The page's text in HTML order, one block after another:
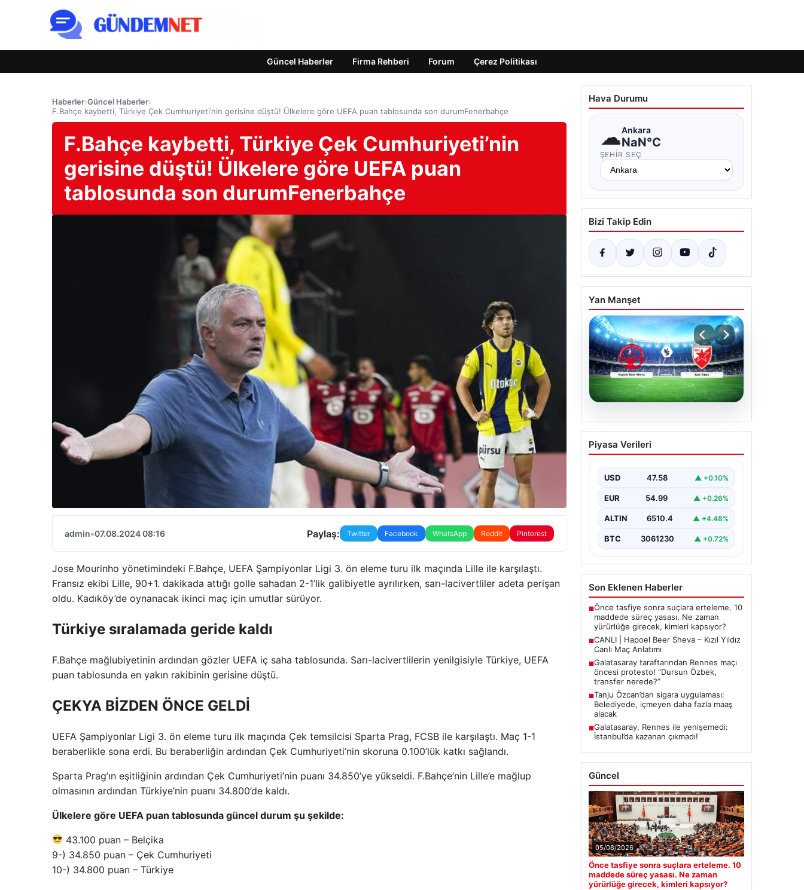
Güncel Haberler Firma Rehberi Forum Çerez Politikası
Haberler›Güncel Haberler›
F.Bahçe kaybetti, Türkiye Çek Cumhuriyeti’nin gerisine düştü! Ülkelere göre UEFA puan tablosunda son durumFenerbahçe
F.Bahçe kaybetti, Türkiye Çek Cumhuriyeti’nin
gerisine düştü! Ülkelere göre UEFA puan
tablosunda son durumFenerbahçe
admin•07.08.2024 08:16 Paylaş: Twitter Facebook WhatsApp Reddit Pinterest
Jose Mourinho yönetimindeki F.Bahçe, UEFA Şampiyonlar Ligi 3. ön eleme turu ilk maçında Lille ile karşılaştı.
Fransız ekibi Lille, 90+1. dakikada attığı golle sahadan 2-1’lik galibiyetle ayrılırken, sarı-lacivertliler adeta perişan
oldu. Kadıköy’de oynanacak ikinci maç için umutlar sürüyor.
Türkiye sıralamada geride kaldı
F.Bahçe mağlubiyetinin ardından gözler UEFA iç saha tablosunda. Sarı-lacivertlilerin yenilgisiyle Türkiye, UEFA
puan tablosunda en yakın rakibinin gerisine düştü.
ÇEKYA BİZDEN ÖNCE GELDİ
UEFA Şampiyonlar Ligi 3. ön eleme turu ilk maçında Çek temsilcisi Sparta Prag, FCSB ile karşılaştı. Maç 1-1
beraberlikle sona erdi. Bu beraberliğin ardından Çek Cumhuriyeti’nin skoruna 0.100’lük katkı sağlandı.
Sparta Prag’ın eşitliğinin ardından Çek Cumhuriyeti’nin puanı 34.850’ye yükseldi. F.Bahçe’nin Lille’e mağlup
olmasının ardından Türkiye’nin puanı 34.800’de kaldı.
Ülkelere göre UEFA puan tablosunda güncel durum şu şekilde:
43.100 puan – Belçika
9-) 34.850 puan – Çek Cumhuriyeti
10-) 34.800 puan – Türkiye
Hava Durumu
☁Ankara
NaN°C
ŞEHIR SEÇ
Bizi Takip Edin
Yan Manşet
04.08.2026
CANLI | Hapoel Beer
Sheva – Kızıl Yıldız Canlı
Piyasa Verileri
USD 47.58 ▲ +0.10%
EUR 54.99 ▲ +0.26%
ALTIN 6510.4 ▲ +4.48%
BTC 3061230 ▲ +0.72%
Son Eklenen Haberler
■Önce tasfiye sonra suçlara erteleme. 10
maddede süreç yasası. Ne zaman
yürürlüğe girecek, kimleri kapsıyor?
■CANLI | Hapoel Beer Sheva – Kızıl Yıldız
Canlı Maç Anlatımı
■Galatasaray taraftarından Rennes maçı
öncesi protesto! “Dursun Özbek,
transfer nerede?”
■Tanju Özcan’dan sigara uygulaması:
Belediyede, içmeyen daha fazla maaş
alacak
■Galatasaray, Rennes ile yenişemedi:
İstanbul’da kazanan çıkmadı!
Güncel
05/08/2026
Önce tasfiye sonra suçlara erteleme. 10
maddede süreç yasası. Ne zaman
yürürlüğe girecek, kimleri kapsıyor?